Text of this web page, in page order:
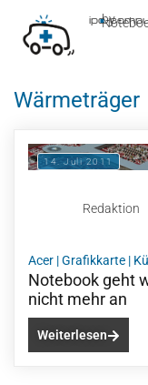
by
■
ipc-
Wärmeträger
14. Juli 2011
Redaktion
Acer |Grafikkarte |
Notebook geht
nicht mehr an
Weiterlesen